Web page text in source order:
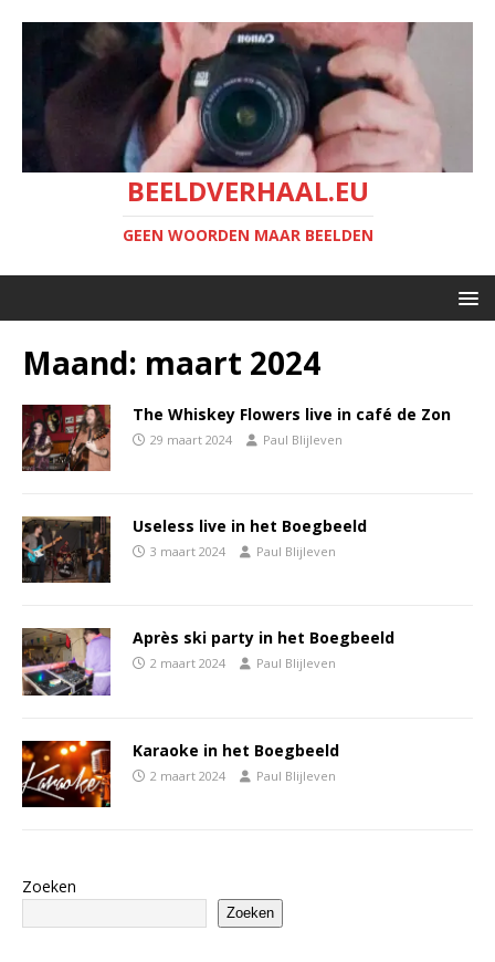
BEELDVERHAAL.EU
GEEN WOORDEN MAAR BEELDEN
Maand: maart 2024
The Whiskey Flowers live in café de Zon
29 maart 2024 Paul Blijleven
Useless live in het Boegbeeld
3 maart 2024 Paul Blijleven
Après ski party in het Boegbeeld
2 maart 2024 Paul Blijleven
Karaoke in het Boegbeeld
2 maart 2024 Paul Blijleven
Zoeken
Zoeken